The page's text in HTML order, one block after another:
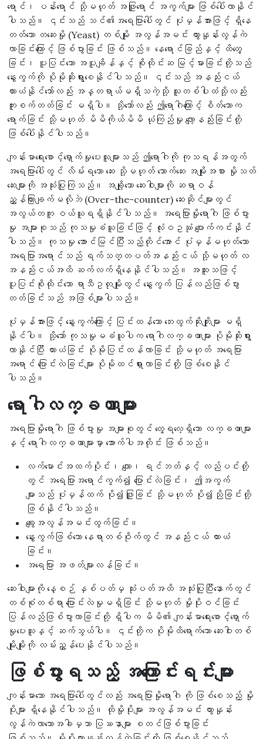
ရောင်၊ ပန်းရောင် သို့မဟုတ် အဖြူရောင် အကွက်များ ဖြစ်ပေါ်လာနိုင်
ပါသည်။ ၎င်းသည် သင်၏အရေပြားပေါ်တွင် ပုံမှန်အားဖြင့် ရှိနေ
တတ်သော တဆေးမှို (Yeast) တစ်မျိုး အလွန်အမင်း ထွားနှုန်းလွန်ကဲ
လာခြင်းကြောင့် ဖြစ်ပွားခြင်း ဖြစ်သည်။ နေရောင်ခြည်နှင့် ထိတွေ့
ခြင်း၊ ပူပြင်းသော အပူချိန်နှင့် စိုထိုင်းဆ မြင့်မားခြင်းတို့သည်
နွေးကွက်ကို ပိုမိုဆိုးရွားစေနိုင်ပါသည်။ ၎င်းသည် အနည်းငယ်
ယားယံနိုင်သော်လည်း အန္တရာယ်မရှိသကဲ့သို့ သူတစ်ပါးထံသို့လည်း
ကူးစက်တတ်ခြင်း မရှိပါ။ သို့သော်လည်း ဤရောဂါကြောင့် စိတ်သောက
ရောက်ခြင်း သို့မဟုတ် မိမိကိုယ်မိမိ ယုံကြည်မှု လျော့နည်းခြင်းတို့
ဖြစ်ပေါ်နိုင်ပါသည်။
ကျန်းမာရေးစောင့်ရှောက်မှုပေးသူများသည် ဤရောဂါကို ကုသရန်အတွက်
အရေပြားပေါ်တွင် လိမ်းရသော ဆေး သို့မဟုတ် သောက်ဆေး အမျိုးအစား မှိုသတ်
ဆေးများကို အသုံးပြုကြသည်။ အချို့သော ဆေးဝါးများကို ဆရာဝန်
ညွှန်ကြားချက်မလိုဘဲ (Over-the-counter) ဆေးဆိုင်များတွင်
အလွယ်တကူ ဝယ်ယူရရှိနိုင်ပါသည်။ အရေပြားမှိုရောဂါ ဖြစ်ပွား
မှု အများစုသည် ကုသမှုခံယူခြင်းဖြင့် လုံးဝဥဿုံ ပျောက်ကင်းနိုင်
ပါသည်။ ကုသမှု အောင်မြင်ပြီးသည့်တိုင်အောင် ပုံမှန်မဟုတ်သော
အရေပြားအရောင်သည် ရက်သတ္တပတ်အနည်းငယ် သို့မဟုတ် လ
အနည်းငယ်အထိ ဆက်လက်ရှိနေနိုင်ပါသည်။ အထူးသဖြင့်
ပူပြင်းစိုထိုင်းသော ရာသီဥတုမျိုးတွင် နွေးကွက် ပြန်လည်ဖြစ်ပွား
တတ်ခြင်းသည် အဖြစ်များပါသည်။
ပုံမှန်အားဖြင့် နွေးကွက်ကြောင့် ပြင်းထန်သော ဘေးထွက်ဆိုးကျိုးများ မရှိ
နိုင်ပါ။ သို့သော် ကုသမှုမခံယူပါက ရောဂါလက္ခဏာများ ပိုမိုဆိုးရွား
လာနိုင်ပြီး ယားယံခြင်း ပိုမိုပြင်းထန်လာခြင်း သို့မဟုတ် အရေပြား
အရောင် ပြောင်းလဲခြင်းများ ပိုမိုထင်ရှားလာခြင်းတို့ ဖြစ်စေနိုင်
ပါသည်။
ရောဂါလက္ခဏာများ
အရေပြားမှိုရောဂါ ဖြစ်ပွားမှု အများစုတွင် တွေ့ရလေ့ရှိသော လက္ခဏာများ
နှင့် ရောဂါလက္ခဏာများမှာ အောက်ပါအတိုင်း ဖြစ်သည်။
လက်မောင်းအထက်ပိုင်း၊ ကျော၊ ရင်ဘတ်နှင့် လည်ပင်းတို့
တွင် အရေပြားအရောင်ကွက်၍ ပြောင်းလဲခြင်း၊ ဤအကွက်
များသည် ပုံမှန်ထက် ပို၍ဖြူခြင်း သို့မဟုတ် ပို၍ညိုခြင်းတို့
ဖြစ်နိုင်ပါသည်။
ချွေးအလွန်အမင်းထွက်ခြင်း။
နွေးကွက်ဖြစ်သော နေရာတစ်ဝိုက်တွင် အနည်းငယ် ယားယံ
ခြင်း။
အရေပြား အဖတ်များလန်ခြင်း။
ဆေးဝါးများကို နေ့စဉ် နှစ်ပတ်မှ သုံးပတ်အထိ အသုံးပြုပြီးနောက်တွင်
တစ်စုံတစ်ရာ ပြောင်းလဲမှုမရှိခြင်း သို့မဟုတ် မှိုပိုးဝင်ခြင်း
ပြန်လည်ဖြစ်ပွားလာခြင်းတို့ ရှိပါက မိမိ၏ ကျန်းမာရေးစောင့်ရှောက်
မှုပေးသူနှင့် ဆက်သွယ်ပါ။ ၎င်းတို့က ပိုမိုထိရောက်သော ဆေးဝါးတစ်
မျိုးမျိုးကို လမ်းညွှန်ပေးနိုင်ပါသည်။
ဖြစ်ပွားရသည့် အကြောင်းရင်းများ
ကျန်းမာသော အရေပြားပေါ်တွင်လည်း အရေပြားမှိုရောဂါ ကို ဖြစ်စေသည့် မှို
ပိုးများ ရှိနေနိုင်ပါသည်။ ထိုမှိုပိုးများ အလွန်အမင်း ထွားနှုန်း
လွန်ကဲလာသောအခါမှသာ ပြဿနာများ စတင်ဖြစ်ပွားခြင်း